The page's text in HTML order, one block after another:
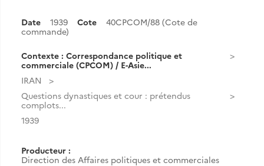
Date 1939 Cote
40CPCOM/88 (Cote de
commande)
Contexte : Correspondance politique et
commerciale (CPCOM) / E-Asie...
IRAN
Questions dynastiques et cour : prétendus
complots...
1939
Producteur :
Direction des Affaires politiques et commerciales